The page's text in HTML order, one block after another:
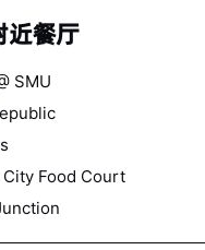
近餐厅
SMU
City Food Court